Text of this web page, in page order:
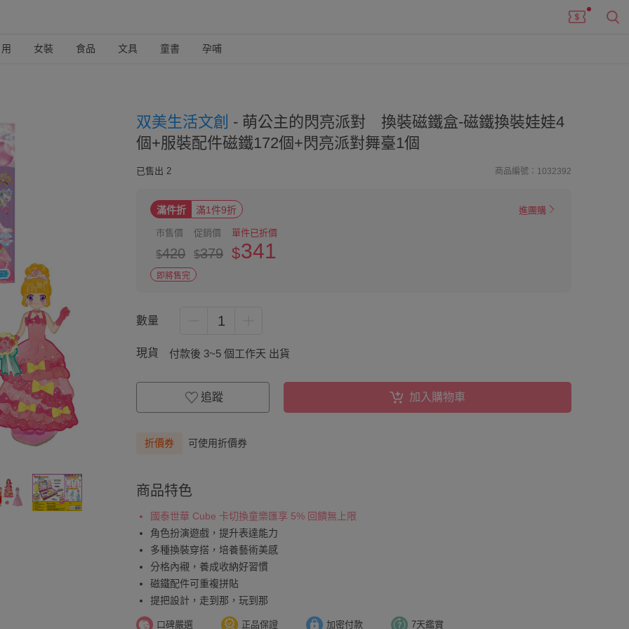
女裝 食品 文具 童書 孕哺
双美生活文創 - 萌公主的閃亮派對 換裝磁鐵盒-磁鐵換裝娃娃4
個+服裝配件磁鐵172個+閃亮派對舞臺1個
已售出 2 商品編號：1032392
滿件折 滿1件9折 進團購
市售價
$420
促銷價
$379
單件已折價
$341
即將售完
數量 1
現貨 付款後 3~5 個工作天 出貨
追蹤 加入購物車
折價券 可使用折價券
商品特色
國泰世華 Cube 卡切換童樂匯享 5% 回饋無上限
角色扮演遊戲，提升表達能力
多種換裝穿搭，培養藝術美感
分格內襯，養成收納好習慣
磁鐵配件可重複拼貼
提把設計，走到那，玩到那
口碑嚴選 正品保證 加密付款 7天鑑賞